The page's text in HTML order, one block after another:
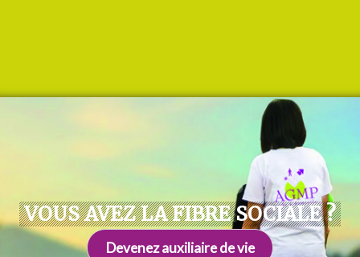
VOUS AVEZ LA FIBRE SOCIALE ?
Devenez auxiliaire de vie